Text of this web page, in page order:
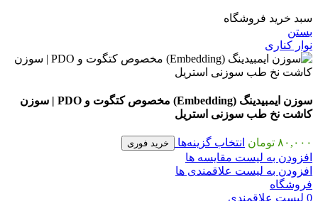
سبد خرید فروشگاه
بستن
نوار کناری
سوزن ایمبیدینگ (Embedding) مخصوص کتگوت و PDO | سوزن
کاشت نخ طب سوزنی استریل
۸۰,۰۰۰ تومان انتخاب گزینه‌ها خرید فوری
افزودن به لیست مقایسه ها
افزودن به لیست علاقمندی ها
فروشگاه
0 لیست علاقمندی